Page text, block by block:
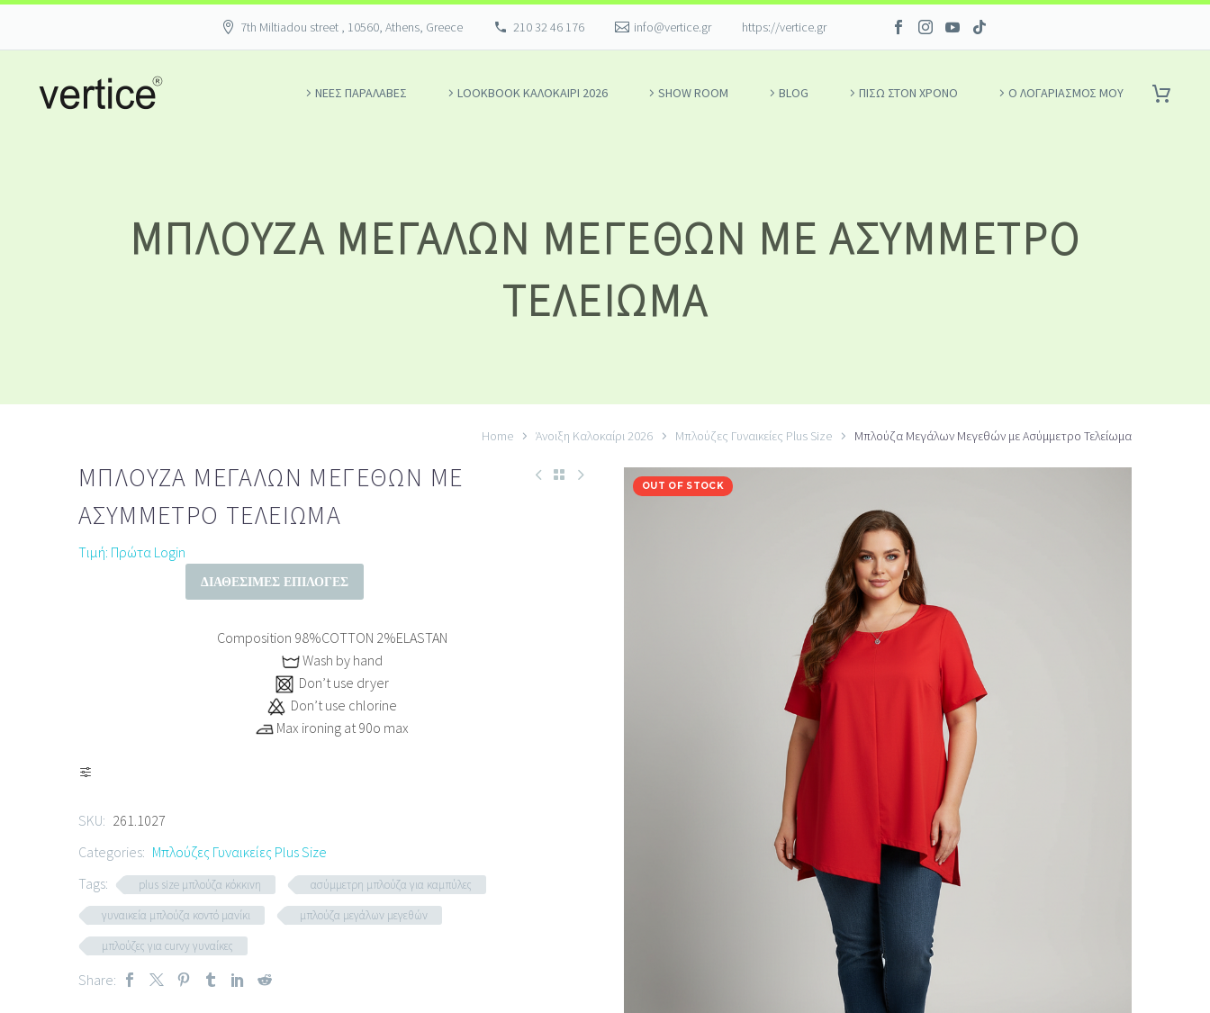
7th Miltiadou street , 10560, Athens, Greece 210 32 46 176 info@vertice.gr https://vertice.gr
ΝΕΕΣ ΠΑΡΑΛΑΒΕΣ LOOKBOOK ΚΑΛΟΚΑΊΡΙ 2026 SHOW ROOM BLOG ΠΙΣΩ ΣΤΟΝ ΧΡΟΝΟ Ο ΛΟΓΑΡΙΑΣΜΌΣ ΜΟΥ
ΜΠΛΟΎΖΑ ΜΕΓΆΛΩΝ ΜΕΓΕΘΏΝ ΜΕ ΑΣΎΜΜΕΤΡΟ
ΤΕΛΕΊΩΜΑ
Home Άνοιξη Καλοκαίρι 2026 Μπλούζες Γυναικείες Plus Size Μπλούζα Μεγάλων Μεγεθών με Ασύμμετρο Τελείωμα
OUT OF STOCK
ΜΠΛΟΎΖΑ ΜΕΓΆΛΩΝ ΜΕΓΕΘΏΝ ΜΕ
ΑΣΎΜΜΕΤΡΟ ΤΕΛΕΊΩΜΑ
Τιμή: Πρώτα Login
ΔΙΑΘΈΣΙΜΕΣ ΕΠΙΛΟΓΈΣ
Composition 98%COTTON 2%ELASTAN
Wash by hand
Don’t use dryer
Don’t use chlorine
Max ironing at 90ο max
SKU: 261.1027
Categories: Μπλούζες Γυναικείες Plus Size
Tags:
plus size μπλούζα κόκκινη
ασύμμετρη μπλούζα για καμπύλες
γυναικεία μπλούζα κοντό μανίκι
μπλούζα μεγάλων μεγεθών
μπλούζες για curvy γυναίκες
Share: